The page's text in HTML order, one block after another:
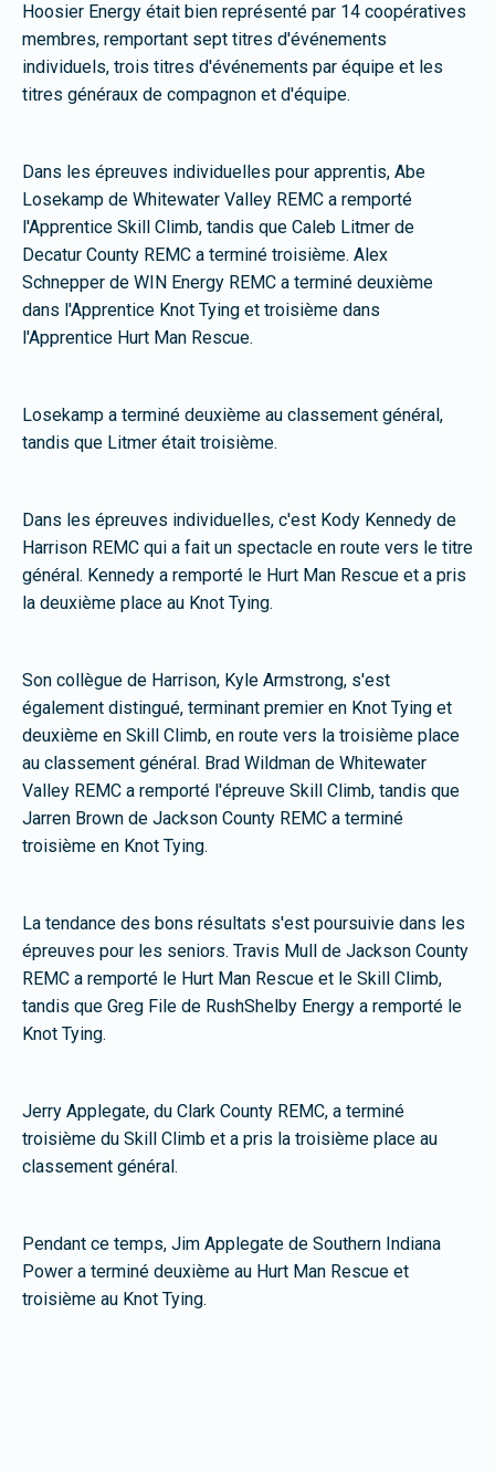
Hoosier Energy était bien représenté par 14 coopératives
membres, remportant sept titres d'événements
individuels, trois titres d'événements par équipe et les
titres généraux de compagnon et d'équipe.
Dans les épreuves individuelles pour apprentis, Abe
Losekamp de Whitewater Valley REMC a remporté
l'Apprentice Skill Climb, tandis que Caleb Litmer de
Decatur County REMC a terminé troisième. Alex
Schnepper de WIN Energy REMC a terminé deuxième
dans l'Apprentice Knot Tying et troisième dans
l'Apprentice Hurt Man Rescue.
Losekamp a terminé deuxième au classement général,
tandis que Litmer était troisième.
Dans les épreuves individuelles, c'est Kody Kennedy de
Harrison REMC qui a fait un spectacle en route vers le titre
général. Kennedy a remporté le Hurt Man Rescue et a pris
la deuxième place au Knot Tying.
Son collègue de Harrison, Kyle Armstrong, s'est
également distingué, terminant premier en Knot Tying et
deuxième en Skill Climb, en route vers la troisième place
au classement général. Brad Wildman de Whitewater
Valley REMC a remporté l'épreuve Skill Climb, tandis que
Jarren Brown de Jackson County REMC a terminé
troisième en Knot Tying.
La tendance des bons résultats s'est poursuivie dans les
épreuves pour les seniors. Travis Mull de Jackson County
REMC a remporté le Hurt Man Rescue et le Skill Climb,
tandis que Greg File de RushShelby Energy a remporté le
Knot Tying.
Jerry Applegate, du Clark County REMC, a terminé
troisième du Skill Climb et a pris la troisième place au
classement général.
Pendant ce temps, Jim Applegate de Southern Indiana
Power a terminé deuxième au Hurt Man Rescue et
troisième au Knot Tying.